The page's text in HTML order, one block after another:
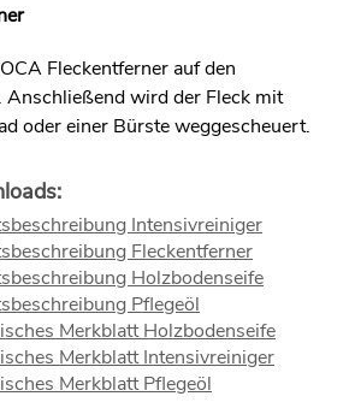
Fleckentferner auf den
Anschließend wird der Fleck mit
oder einer Bürste weggescheuert.
Intensivreiniger
Fleckentferner
Holzbodenseife
Pflegeöl
Merkblatt Holzbodenseife
Merkblatt Intensivreiniger
Merkblatt Pflegeöl